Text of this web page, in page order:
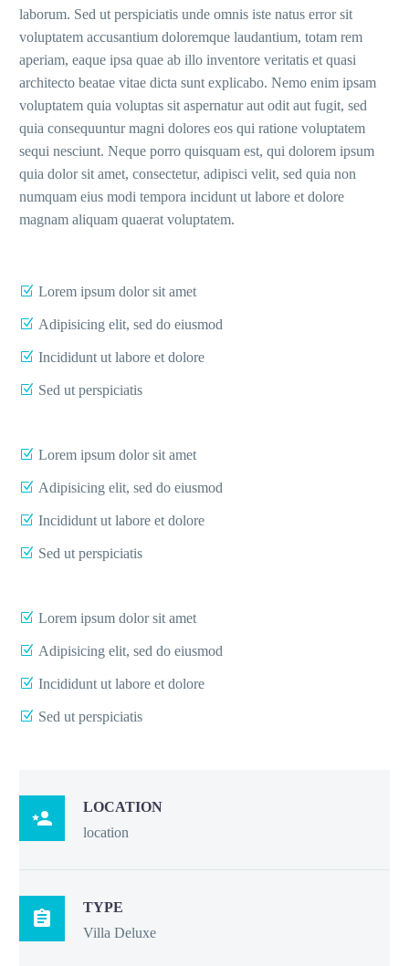
laborum. Sed ut perspiciatis unde omnis iste natus error sit
voluptatem accusantium doloremque laudantium, totam rem
aperiam, eaque ipsa quae ab illo inventore veritatis et quasi
architecto beatae vitae dicta sunt explicabo. Nemo enim ipsam
voluptatem quia voluptas sit aspernatur aut odit aut fugit, sed
quia consequuntur magni dolores eos qui ratione voluptatem
sequi nesciunt. Neque porro quisquam est, qui dolorem ipsum
quia dolor sit amet, consectetur, adipisci velit, sed quia non
numquam eius modi tempora incidunt ut labore et dolore
magnam aliquam quaerat voluptatem.
Lorem ipsum dolor sit amet
Adipisicing elit, sed do eiusmod
Incididunt ut labore et dolore
Sed ut perspiciatis
Lorem ipsum dolor sit amet
Adipisicing elit, sed do eiusmod
Incididunt ut labore et dolore
Sed ut perspiciatis
Lorem ipsum dolor sit amet
Adipisicing elit, sed do eiusmod
Incididunt ut labore et dolore
Sed ut perspiciatis

LOCATION
location

TYPE
Villa Deluxe